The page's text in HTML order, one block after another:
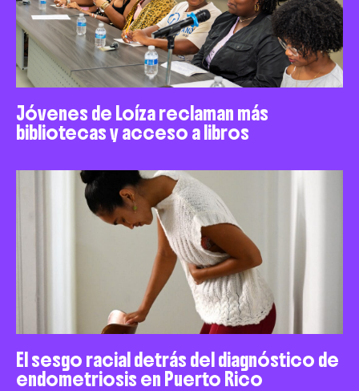
Jóvenes de Loíza reclaman más
bibliotecas y acceso a libros
El sesgo racial detrás del diagnóstico de
endometriosis en Puerto Rico